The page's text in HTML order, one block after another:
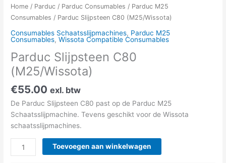
Home / Parduc / Parduc Consumables / Parduc M25
Consumables / Parduc Slijpsteen C80 (M25/Wissota)
Consumables Schaatsslijpmachines, Parduc M25
Consumables,Wissota Compatible Consumables
Parduc Slijpsteen C80
(M25/Wissota)
€55.00 exl. btw
De Parduc Slijpsteen C80 past op de Parduc M25
Schaatsslijpmachine. Tevens geschikt voor de Wissota
schaatsslijpmachines.
Toevoegen aan winkelwagen